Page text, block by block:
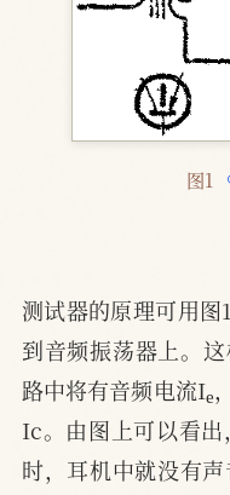
图1
测试器的原理可用
到音频振荡器上。
路中将有音频电流Ie
Ic。由图上可以看
时，耳机中就没有